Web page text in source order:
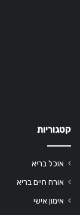
קטגוריות
אוכל בריא
אורח חיים בריא
אימון אישי